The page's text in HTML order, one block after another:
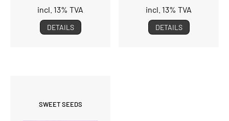
incl. 13% TVA
DETAILS
incl. 13% TVA
DETAILS
SWEET SEEDS